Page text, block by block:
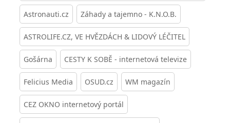
Astronauti.cz Záhady a tajemno - K.N.O.B.
ASTROLIFE.CZ, VE HVĚZDÁCH & LIDOVÝ LÉČITEL
Gošárna CESTY K SOBĚ - internetová televize
Felicius Media OSUD.cz WM magazín
CEZ OKNO internetový portál